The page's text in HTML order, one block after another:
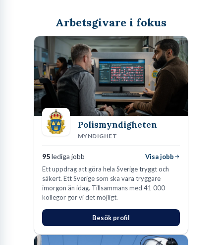
Arbetsgivare i fokus
Polismyndigheten
MYNDIGHET
95lediga jobb
Visa jobb
Ett uppdrag att göra hela Sverige tryggt och
säkert. Ett Sverige som ska vara tryggare
imorgon än idag. Tillsammans med 41 000
kollegor gör vi det möjligt.
Besök profil